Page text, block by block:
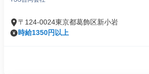
〒124-0024東京都葛飾区新小岩
時給1350円以上